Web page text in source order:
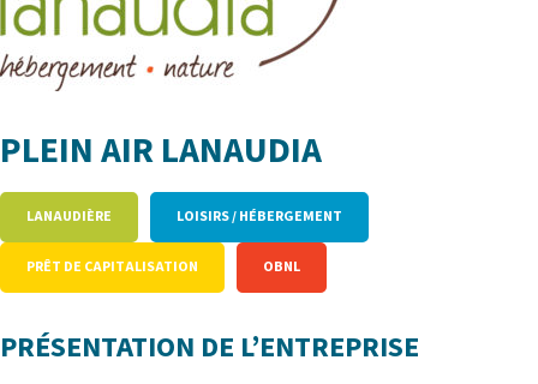
PLEIN AIR LANAUDIA
LANAUDIÈRE LOISIRS / HÉBERGEMENT
PRÊT DE CAPITALISATION OBNL
PRÉSENTATION DE L’ENTREPRISE